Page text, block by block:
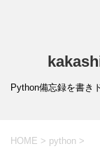
Python備忘録を書き
HOME > python >